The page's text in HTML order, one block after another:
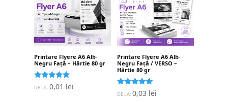
Printare Flyere A6 Alb-
Negru Față – Hârtie 80 gr
Evaluat la
5.00
DE LA:0,01 lei
Printare Flyere A6 Alb-
Negru Față / VERSO –
Hârtie 80 gr
Evaluat la
5.00
DE LA:0,03 lei